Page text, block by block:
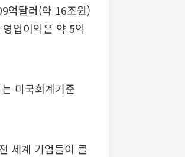
억달러(약 16조원)
업이익은 약 5억
미국회계기준
세계 기업들이 클